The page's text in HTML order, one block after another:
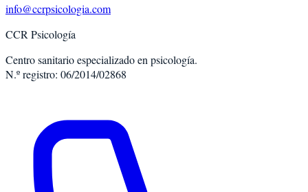
info@ccrpsicologia.com
CCR Psicología
Centro sanitario especializado en psicología.
N.º registro: 06/2014/02868